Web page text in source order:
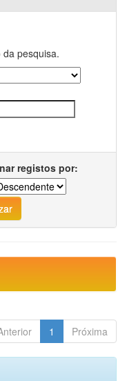
pesquisa.
registos por:
1 Próxima